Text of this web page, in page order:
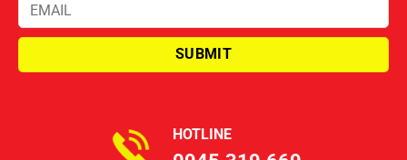
HOTLINE